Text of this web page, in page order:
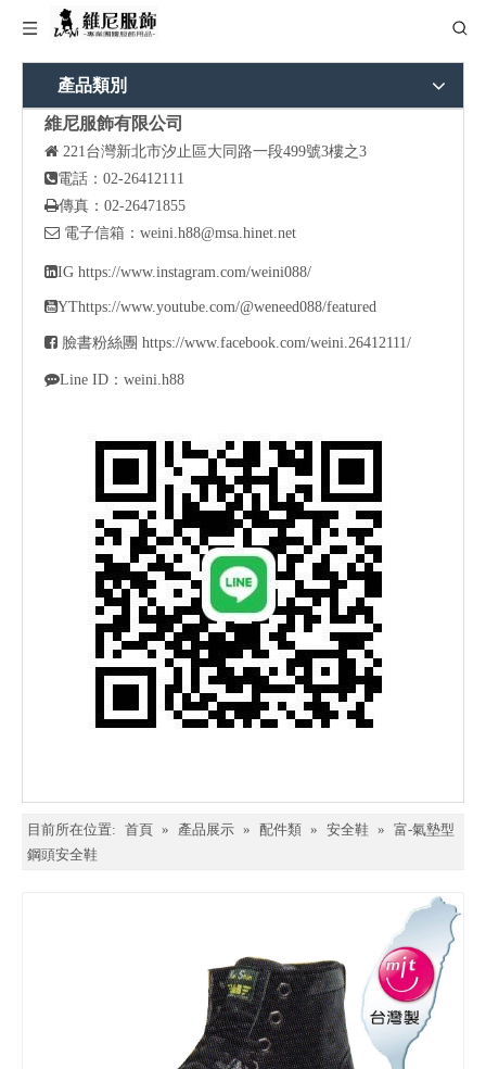
產品類別
維尼服飾有限公司
 221台灣新北市汐止區大同路一段499號3樓之3
電話：02-26412111
傳真：02-26471855
 電子信箱： weini.h88@msa.hinet.net
IG https://www.instagram.com/weini088/
YThttps://www.youtube.com/@weneed088/featured
 臉書粉絲團 https://www.facebook.com/weini.26412111/
Line ID：weini.h88
目前所在位置: 首頁 » 產品展示 » 配件類 » 安全鞋 » 富-氣墊型
鋼頭安全鞋